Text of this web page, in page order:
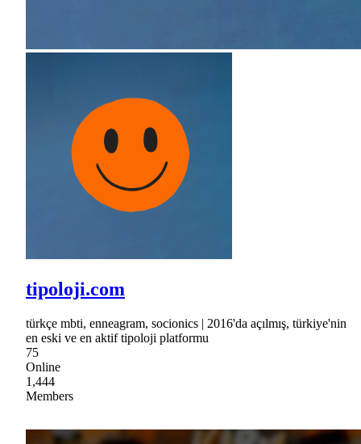
tipoloji.com
türkçe mbti, enneagram, socionics | 2016'da açılmış, türkiye'nin
en eski ve en aktif tipoloji platformu
75
Online
1,444
Members